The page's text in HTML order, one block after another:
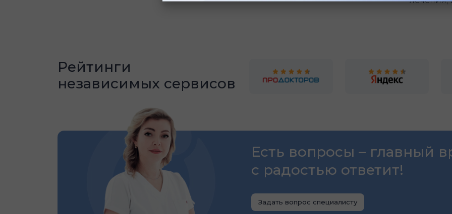
Рейтинги
независимых сервисов
Есть вопросы – главный
с радостью ответит!
Задать вопрос специалисту